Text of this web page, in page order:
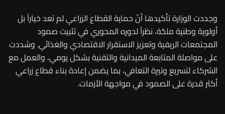
وجددت الوزارة تأكيدها أنّ حماية القطاع الزراعي لم تعد خياراً بل
أولوية وطنية ملحّة، نظراً لدوره المحوري في تثبيت صمود
المجتمعات الريفية وتعزيز الاستقرار الاقتصادي والغذائي. وشددت
على مواصلة المتابعة الميدانية والتقنية بشكل يومي، والعمل مع
الشركاء لتسريع وتيرة التعافي، بما يضمن إعادة بناء قطاع زراعي
أكثر قدرة على الصمود في مواجهة الأزمات.